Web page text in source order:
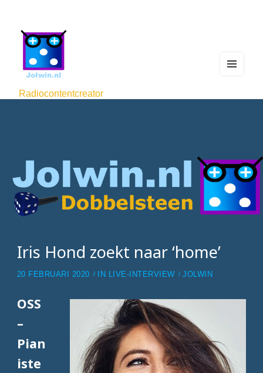
Radiocontentcreator
WIDG
Iris Hond zoekt naar ‘home’
20 FEBRUARI 2020 IN LIVE-INTERVIEW JOLWIN
OSS
–
Pian
iste